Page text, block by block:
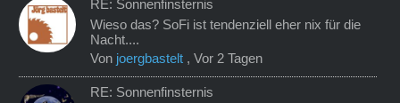
RE: Sonnenfinsternis
Wieso das? SoFi ist tendenziell eher nix für die
Nacht....
Von joergbastelt ,Vor 2 Tagen
RE: Sonnenfinsternis